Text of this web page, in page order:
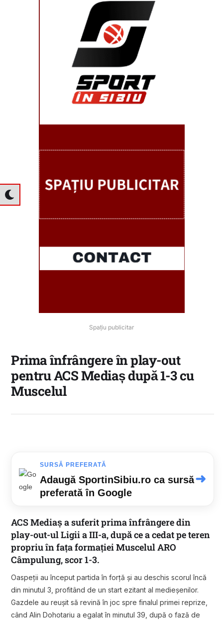
Spațiu publicitar
Prima înfrângere în play-out
pentru ACS Mediaș după 1-3 cu
Muscelul
SURSĂ PREFERATĂ
Adaugă SportinSibiu.ro ca sursă
preferată în Google
➜
ACS Mediaș a suferit prima înfrângere din
play-out-ul Ligii a III-a, după ce a cedat pe teren
propriu în fața formației Muscelul ARO
Câmpulung, scor 1-3.
Oaspeții au început partida în forță și au deschis scorul încă
din minutul 3, profitând de un start ezitant al medieșenilor.
Gazdele au reușit să revină în joc spre finalul primei reprize,
când Alin Dohotariu a egalat în minutul 39, după o fază de